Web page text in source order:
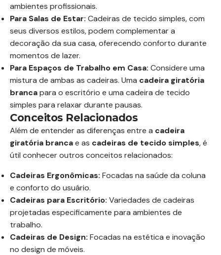
ambientes profissionais.
Para Salas de Estar: Cadeiras de tecido simples, com
seus diversos estilos, podem complementar a
decoração da sua casa, oferecendo conforto durante
momentos de lazer.
Para Espaços de Trabalho em Casa: Considere uma
mistura de ambas as cadeiras. Uma cadeira giratória
brancapara o escritório e uma cadeira de tecido
simples para relaxar durante pausas.
Conceitos Relacionados
Além de entender as diferenças entre a cadeira
giratória brancae as cadeiras de tecido simples, é
útil conhecer outros conceitos relacionados:
Cadeiras Ergonômicas: Focadas na saúde da coluna
e conforto do usuário.
Cadeiras para Escritório: Variedades de cadeiras
projetadas especificamente para ambientes de
trabalho.
Cadeiras de Design: Focadas na estética e inovação
no design de móveis.